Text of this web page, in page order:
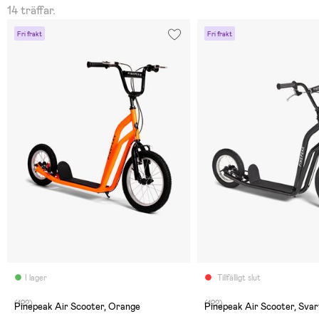
14 träffar.
Fri frakt
I lager
(122)
Pinepeak Air Scooter, Orange
Fri frakt
Tillfälligt slut
(122)
Pinepeak Air Scooter,